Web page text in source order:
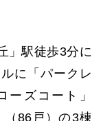
」駅徒歩3分に
に「パークレ
ーズコート」
（86戸）の3棟